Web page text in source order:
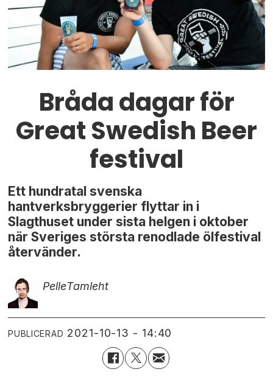
Bråda dagar för
Great Swedish Beer
festival
Ett hundratal svenska
hantverksbryggerier flyttar in i
Slagthuset under sista helgen i oktober
när Sveriges största renodlade ölfestival
återvänder.
PelleTamleht
PUBLICERAD 2021-10-13 - 14:40